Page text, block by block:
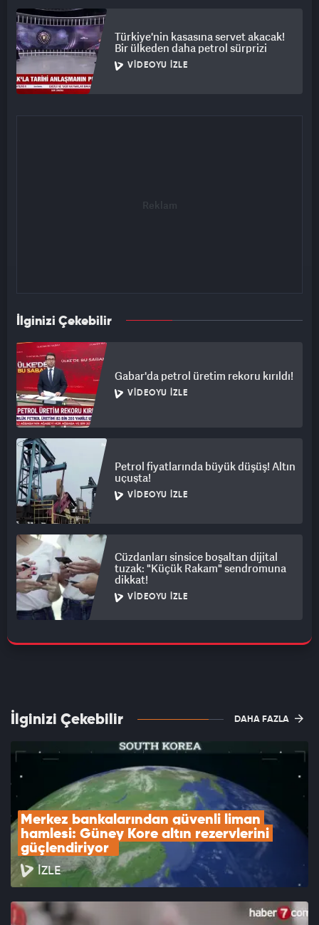
Türkiye'nin kasasına servet akacak!
Bir ülkeden daha petrol sürprizi
VIDEOYU İZLE
İlginizi Çekebilir
Gabar'da petrol üretim rekoru kırıldı!
VIDEOYU İZLE
Petrol fiyatlarında büyük düşüş! Altın
uçuşta!
VIDEOYU İZLE
Cüzdanları sinsice boşaltan dijital
tuzak: "Küçük Rakam" sendromuna
dikkat!
VIDEOYU İZLE
İlginizi Çekebilir DAHA FAZLA
Merkez bankalarından güvenli liman
hamlesi: Güney Kore altın rezervlerini
güçlendiriyor
İZLE